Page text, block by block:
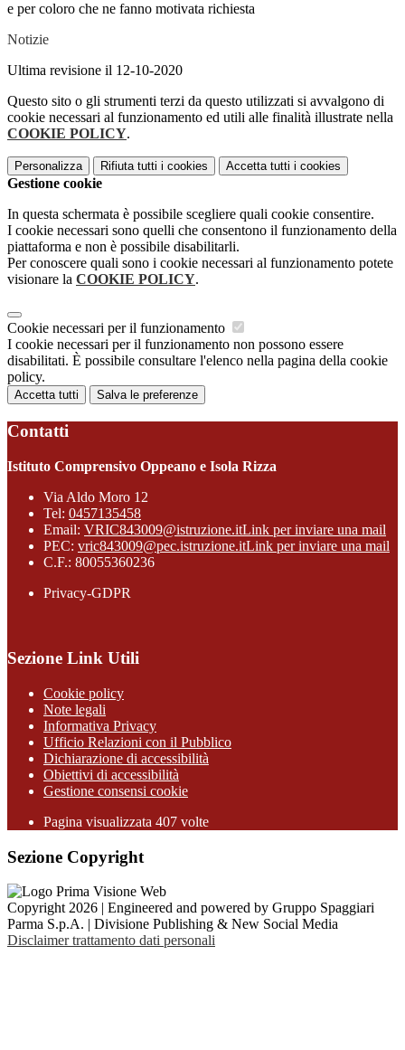
e per coloro che ne fanno motivata richiesta
Notizie
Ultima revisione il 12-10-2020
Questo sito o gli strumenti terzi da questo utilizzati si avvalgono di
cookie necessari al funzionamento ed utili alle finalità illustrate nella
COOKIE POLICY.
Personalizza Rifiuta tutti i cookies Accetta tutti i cookies
Gestione cookie
In questa schermata è possibile scegliere quali cookie consentire.
I cookie necessari sono quelli che consentono il funzionamento della
piattaforma e non è possibile disabilitarli.
Per conoscere quali sono i cookie necessari al funzionamento potete
visionare la COOKIE POLICY.
Cookie necessari per il funzionamento
I cookie necessari per il funzionamento non possono essere
disabilitati. È possibile consultare l'elenco nella pagina della cookie
policy.
Accetta tutti Salva le preferenze
Contatti
Istituto Comprensivo Oppeano e Isola Rizza
Via Aldo Moro 12
Tel: 0457135458
Email: VRIC843009@istruzione.itLink per inviare una mail
PEC: vric843009@pec.istruzione.itLink per inviare una mail
C.F.: 80055360236
Privacy-GDPR
Sezione Link Utili
Cookie policy
Note legali
Informativa Privacy
Ufficio Relazioni con il Pubblico
Dichiarazione di accessibilità
Obiettivi di accessibilità
Gestione consensi cookie
Pagina visualizzata 407 volte
Sezione Copyright
Copyright 2026 | Engineered and powered by Gruppo Spaggiari
Parma S.p.A. | Divisione Publishing & New Social Media
Disclaimer trattamento dati personali